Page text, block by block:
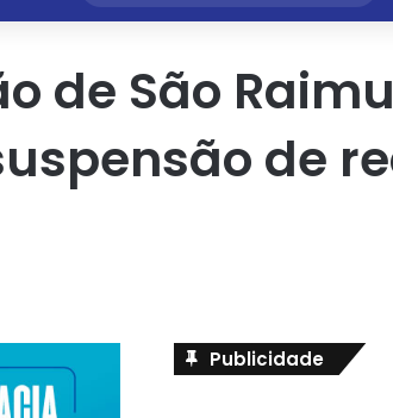
por
de São
de
Publicidade